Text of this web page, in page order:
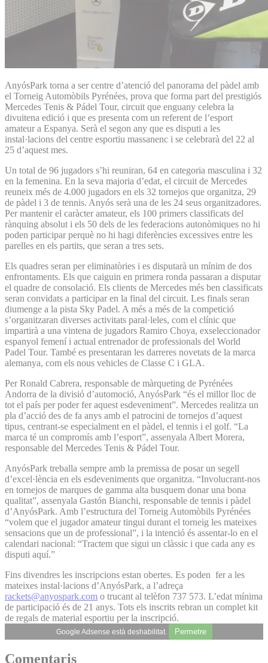
AnyósPark torna a ser centre d’atenció del panorama del pàdel amb
el Torneig Automòbils Pyrénées, prova que forma part del prestigiós
Mercedes Tenis & Pádel Tour, circuit que enguany celebra la
divuitena edició i que es presenta com un referent de l’esport
amateur a Espanya. Serà el segon any que es disputi a les
instal·lacions del centre esportiu massanenc i se celebrarà del 22 al
25 d’aquest mes.
Un total de 96 jugadors s’hi reuniran, 64 en categoria masculina i 32
en la femenina. En la seva majoria d’edat, el circuit de Mercedes
reuneix més de 4.000 jugadors en els 32 tornejos que organitza, 29
de pàdel i 3 de tennis. Anyós serà una de les 24 seus organitzadores.
Per mantenir el caràcter amateur, els 100 primers classificats del
rànquing absolut i els 50 dels de les federacions autonòmiques no hi
poden participar perquè no hi hagi diferències excessives entre les
parelles en els partits, que seran a tres sets.
Els quadres seran per eliminatòries i es disputarà un mínim de dos
enfrontaments. Els que caiguin en primera ronda passaran a disputar
el quadre de consolació. Els clients de Mercedes més ben classificats
seran convidats a participar en la final del circuit. Les finals seran
diumenge a la pista Sky Padel. A més a més de la competició
s’organitzaran diverses activitats paral·leles, com el clínic que
impartirà a una vintena de jugadors Ramiro Choya, exseleccionador
espanyol femení i actual entrenador de professionals del World
Padel Tour. També es presentaran les darre­­res novetats de la marca
alemanya, com els nous vehicles de Classe C i GLA.
Per Ronald Cabrera, responsable de màrqueting de Pyrénées
Andorra de la divisió d’automoció, AnyósPark “és el millor lloc de
tot el país per poder fer aquest esdeveniment”. Mercedes realitza un
pla d’acció des de fa anys amb el patrocini de tornejos d’aquest
tipus, centrant-se especialment en el pàdel, el tennis i el golf. “La
marca té un compromís amb l’esport”, assenyala Albert Morera,
responsable del Mercedes Tenis & Pádel Tour.
AnyósPark treballa sempre amb la premissa de posar un segell
d’excel·lència en els esdeveniments que organitza. “Involucrant-nos
en tornejos de marques de gamma alta busquem donar una bona
qualitat”, assenyala Gastón Bianchi, responsable de tennis i pàdel
d’AnyósPark. Amb l’estructura del Torneig Automòbils Pyrénées
“volem que el jugador amateur tingui durant el torneig les mateixes
sensacions que un de professional”, i la intenció és assentar-lo en el
calendari nacional: “Tractem que sigui un clàssic i que cada any es
disputi aquí.”
Fins divendres les inscripcions estan obertes. Es poden fer a les
mateixes instal·lacions d’AnyósPark, a l’adreça
rackets@anyospark.com o trucant al telèfon 737 573. L’edat mínima
de participació és de 21 anys. Tots els inscrits rebran un complet kit
de regals de material esportiu per la inscripció.
Google Adsense està deshabilitat. Permetre
Comentaris